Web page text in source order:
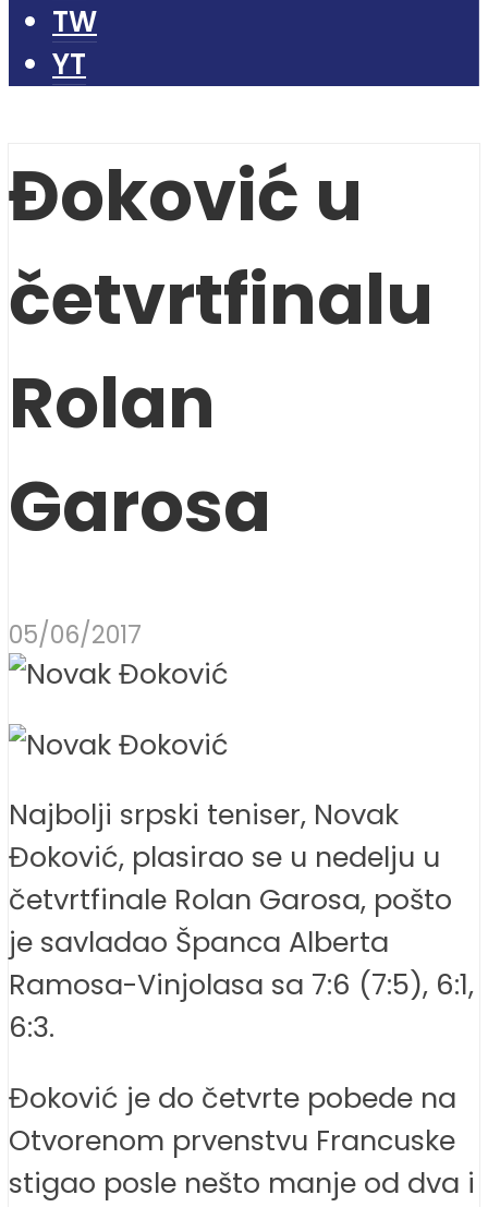
TW
YT
Đoković u
četvrtfinalu
Rolan
Garosa
05/06/2017
Najbolji srpski teniser, Novak
Đoković, plasirao se u nedelju u
četvrtfinale Rolan Garosa, pošto
je savladao Španca Alberta
Ramosa-Vinjolasa sa 7:6 (7:5), 6:1,
6:3.
Đoković je do četvrte pobede na
Otvorenom prvenstvu Francuske
stigao posle nešto manje od dva i